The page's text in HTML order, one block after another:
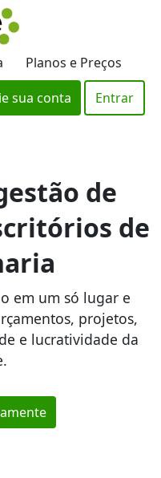
Planos e Preços
sua conta Entrar
de
de
em um só lugar e
projetos,
e lucratividade da